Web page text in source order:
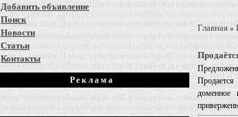
Добавить объявление
Поиск
Новости
Статьи
Контакты
Реклама
Главная»
доменное